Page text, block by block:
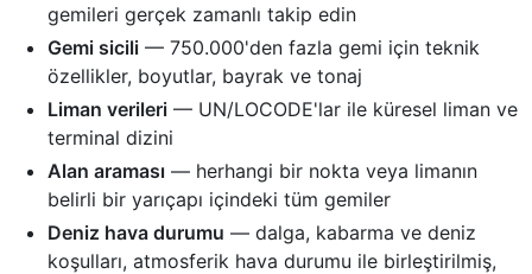
gemileri gerçek zamanlı takip edin
Gemi sicili — 750.000'den fazla gemi için teknik
özellikler, boyutlar, bayrak ve tonaj
Liman verileri — UN/LOCODE'lar ile küresel liman ve
terminal dizini
Alan araması — herhangi bir nokta veya limanın
belirli bir yarıçapı içindeki tüm gemiler
Deniz hava durumu — dalga, kabarma ve deniz
koşulları, atmosferik hava durumu ile birleştirilmiş,